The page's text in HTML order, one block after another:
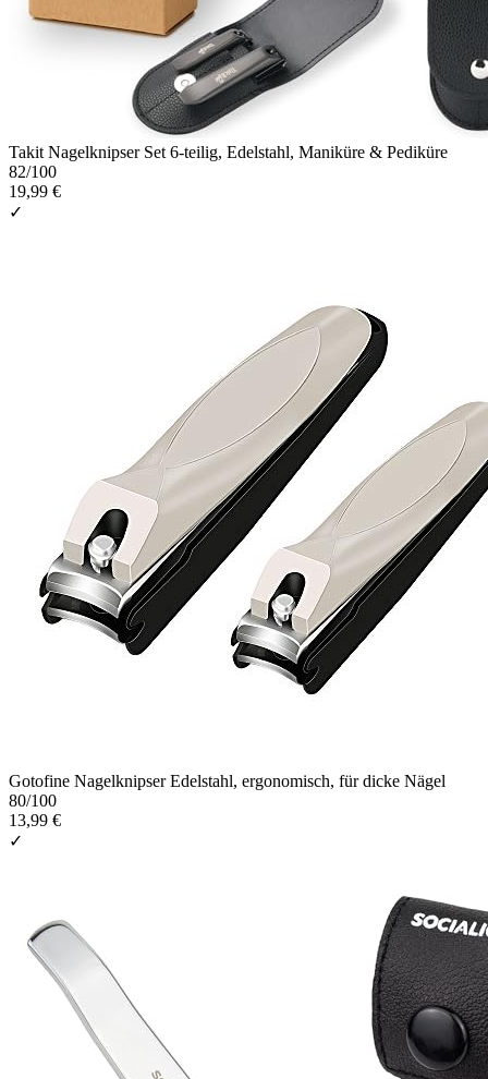
Takit Nagelknipser Set 6-teilig, Edelstahl, Maniküre & Pediküre
82/100
19,99 €
✓
Gotofine Nagelknipser Edelstahl, ergonomisch, für dicke Nägel
80/100
13,99 €
✓